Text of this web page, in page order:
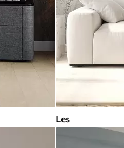
Les